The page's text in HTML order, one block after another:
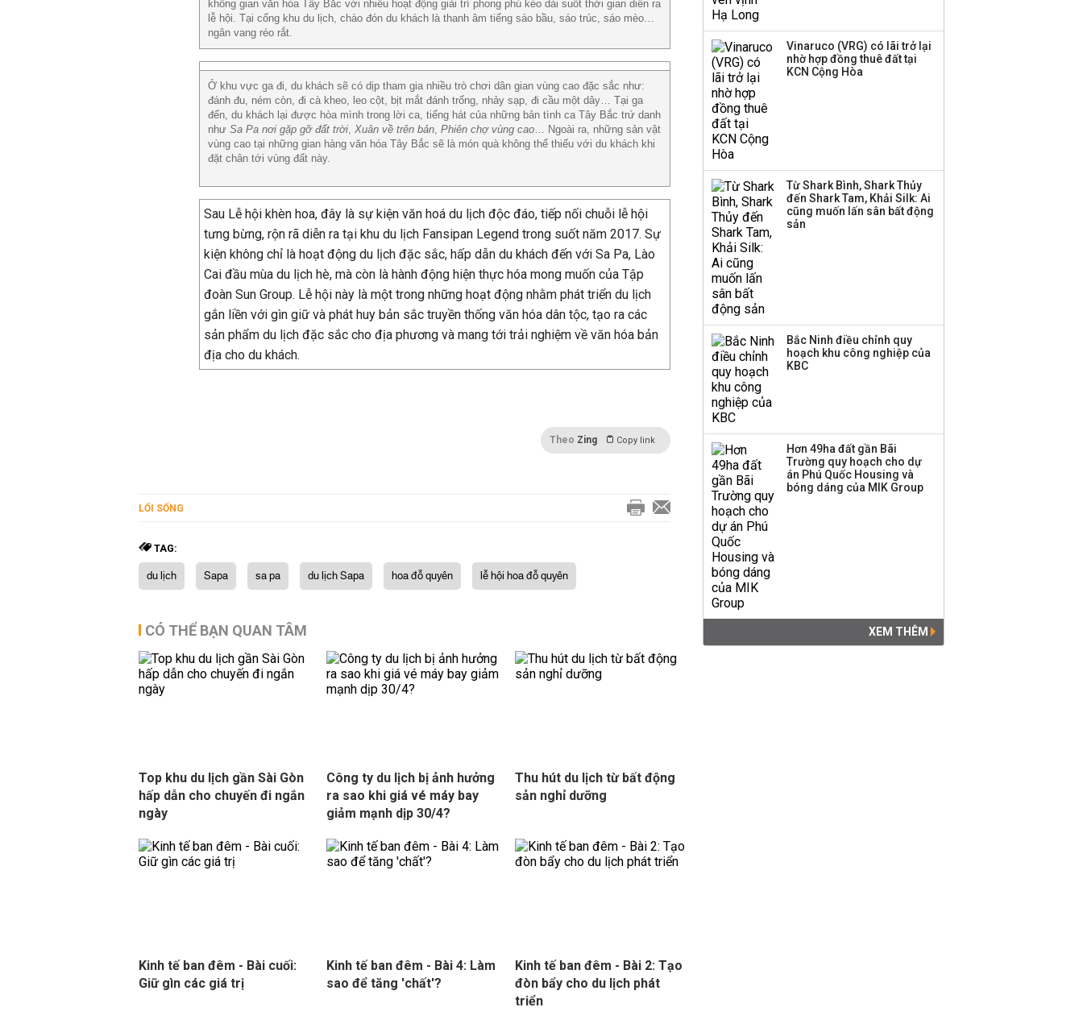
không gian văn hóa Tây Bắc với nhiều hoạt động giải trí phong phú kéo dài suốt thời gian diễn ra
lễ hội. Tại cổng khu du lịch, chào đón du khách là thanh âm tiếng sáo bầu, sáo trúc, sáo mèo…
ngân vang réo rắt.
Ở khu vực ga đi, du khách sẽ có dịp tham gia nhiều trò chơi dân gian vùng cao đặc sắc như:
đánh đu, ném còn, đi cà kheo, leo cột, bịt mắt đánh trống, nhảy sạp, đi cầu một dây… Tại ga
đến, du khách lại được hòa mình trong lời ca, tiếng hát của những bản tình ca Tây Bắc trứ danh
như Sa Pa nơi gặp gỡ đất trời, Xuân về trên bản, Phiên chợ vùng cao… Ngoài ra, những sản vật
vùng cao tại những gian hàng văn hóa Tây Bắc sẽ là món quà không thể thiếu với du khách khi
đặt chân tới vùng đất này.
Sau Lễ hội khèn hoa, đây là sự kiện văn hoá du lịch độc đáo, tiếp nối chuỗi lễ hội
tưng bừng, rộn rã diễn ra tại khu du lịch Fansipan Legend trong suốt năm 2017. Sự
kiện không chỉ là hoạt động du lịch đặc sắc, hấp dẫn du khách đến với Sa Pa, Lào
Cai đầu mùa du lịch hè, mà còn là hành động hiện thực hóa mong muốn của Tập
đoàn Sun Group. Lễ hội này là một trong những hoạt động nhằm phát triển du lịch
gắn liền với gìn giữ và phát huy bản sắc truyền thống văn hóa dân tộc, tạo ra các
sản phẩm du lịch đặc sắc cho địa phương và mang tới trải nghiệm về văn hóa bản
địa cho du khách.
Theo Zing Copy link
LỐI SỐNG
TAG:
du lịch Sapa sa pa du lịch Sapa hoa đỗ quyên lễ hội hoa đỗ quyên
CÓ THỂ BẠN QUAN TÂM
Top khu du lịch gần Sài Gòn
hấp dẫn cho chuyến đi ngắn
ngày
Công ty du lịch bị ảnh hưởng
ra sao khi giá vé máy bay
giảm mạnh dịp 30/4?
Thu hút du lịch từ bất động
sản nghỉ dưỡng
Kinh tế ban đêm - Bài cuối:
Giữ gìn các giá trị
Kinh tế ban đêm - Bài 4: Làm
sao để tăng 'chất'?
Kinh tế ban đêm - Bài 2: Tạo
đòn bẩy cho du lịch phát
triển
thanh lý toàn bộ cửa
hàng
Công ty 100 tỷ của
Huấn Hoa Hồng bỗng
dưng ‘biến mất’, một
Vinaruco (VRG) có lãi trở lại
nhờ hợp đồng thuê đất tại
KCN Cộng Hòa
Từ Shark Bình, Shark Thủy
đến Shark Tam, Khải Silk: Ai
cũng muốn lấn sân bất động
sản
Bắc Ninh điều chỉnh quy
hoạch khu công nghiệp của
KBC
Hơn 49ha đất gần Bãi
Trường quy hoạch cho dự
án Phú Quốc Housing và
bóng dáng của MIK Group
XEM THÊM